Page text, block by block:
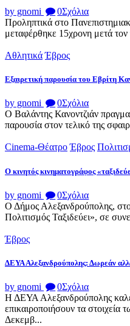
by gnomi 0Σχόλια
Προληπτικά στο
μεταφέρθηκε 15χρονη μετά
Αθλητικά Έβρος
Εξαιρετική παρουσία του Εβρίτη
by gnomi 0Σχόλια
Ο Βαλάντης Κανοντζιάν
παρουσία στον τελικό της
Cinema-Θέατρο Έβρος
Ο κινητός κινηματογράφος
by gnomi 0Σχόλια
Ο Δήμος Αλεξανδρούπολης,
Πολιτισμός Ταξιδεύει», σε
Έβρος
ΔΕΥΑ Αλεξανδρούπολης: Δωρεάν
by gnomi 0Σχόλια
Η ΔΕΥΑ Αλεξανδρούπολης
επικαιροποιήσουν τα στοιχεία
Δεκεμβ...